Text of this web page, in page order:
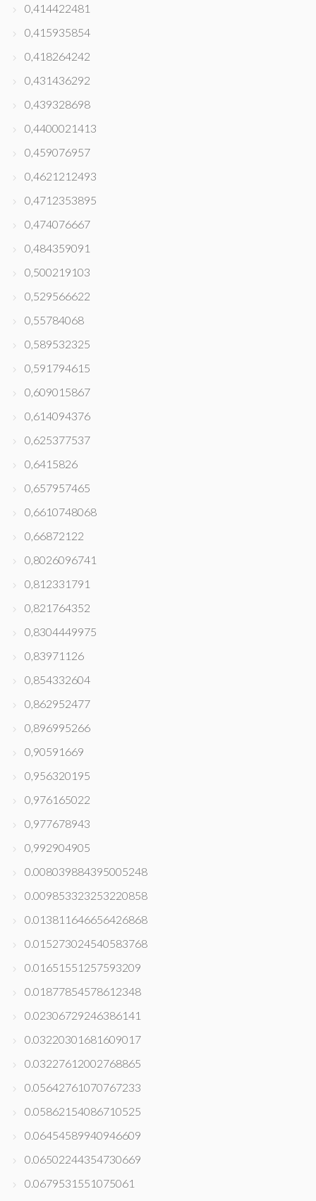
0,414422481
0,415935854
0,418264242
0,431436292
0,439328698
0,4400021413
0,459076957
0,4621212493
0,4712353895
0,474076667
0,484359091
0,500219103
0,529566622
0,55784068
0,589532325
0,591794615
0,609015867
0,614094376
0,625377537
0,6415826
0,657957465
0,6610748068
0,66872122
0,8026096741
0,812331791
0,821764352
0,8304449975
0,83971126
0,854332604
0,862952477
0,896995266
0,90591669
0,956320195
0,976165022
0,977678943
0,992904905
0.008039884395005248
0.009853323253220858
0.013811646656426868
0.015273024540583768
0.01651551257593209
0.01877854578612348
0.02306729246386141
0.03220301681609017
0.03227612002768865
0.05642761070767233
0.05862154086710525
0.06454589940946609
0.06502244354730669
0.0679531551075061